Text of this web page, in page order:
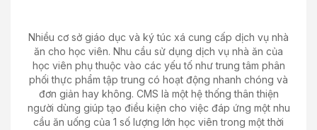
Nhiều cơ sở giáo dục và ký túc xá cung cấp dịch vụ nhà
ăn cho học viên. Nhu cầu sử dụng dịch vụ nhà ăn của
học viên phụ thuộc vào các yếu tố như trung tâm phân
phối thực phẩm tập trung có hoạt động nhanh chóng và
đơn giản hay không. CMS là một hệ thống thân thiện
người dùng giúp tạo điều kiện cho việc đáp ứng một nhu
cầu ăn uống của 1 số lượng lớn học viên trong một thời